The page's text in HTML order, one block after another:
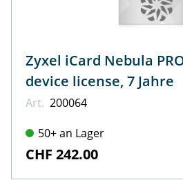
Zyxel iCard Nebula PRO
device license, 7 Jahre
Art. 200064
50+ an Lager
CHF 242.00